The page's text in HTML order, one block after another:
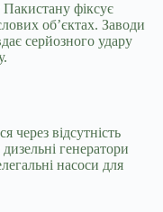
фіксує
об’єктах. Заводи
серйозного удару
через відсутність
генератори
насоси для